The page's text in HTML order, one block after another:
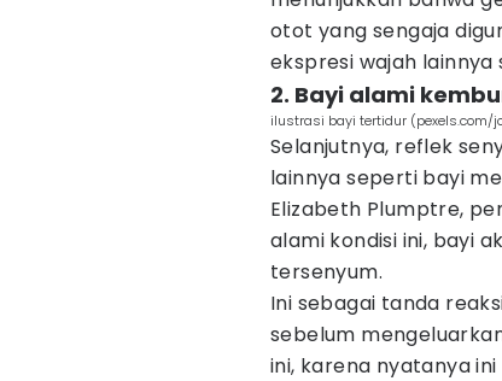
otot yang sengaja
ekspresi wajah lainnya
2. Bayi alami
ilustrasi bayi tertidur (pexels.com/
Selanjutnya, reflek
lainnya seperti bayi
Elizabeth Plumptre,
alami kondisi ini, bayi
tersenyum.
Ini sebagai tanda
sebelum
ini, karena nyatanya